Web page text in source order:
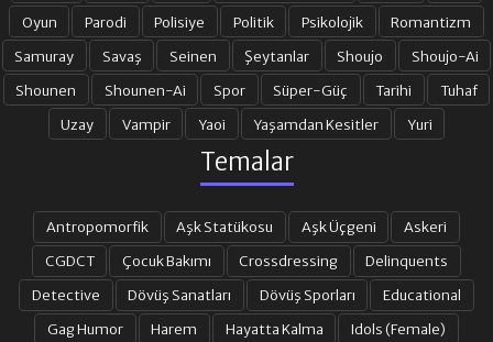
1. SEZON 19. BÖLÜM 1. SEZON 20. BÖLÜM
1. SEZON 21. BÖLÜM 1. SEZON 22. BÖLÜM
1. SEZON 24. BÖLÜM
1. SEZON 25. BÖLÜM 1. SEZON 26. BÖLÜM
1. SEZON 27. BÖLÜM 1. SEZON 28. BÖLÜM
Oyun Parodi Polisiye Politik Psikolojik
Romantizm
Samuray
Savaş Seinen Şeytanlar Shoujo
Shoujo-Ai
Shounen
Shounen-Ai Spor Süper-Güç Tarihi
Tuhaf
Uzay
Vampir Yaoi Yaşamdan Kesitler Yuri
Temalar
Antropomorfik Aşk Statükosu Aşk Üçgeni
Askeri
CGDCT
Çocuk Bakımı Crossdressing
Delinquents
Detective
Dövüş Sanatları Dövüş Sporları
Educational
Gag Humor
Harem Hayatta Kalma
Idols (Female)